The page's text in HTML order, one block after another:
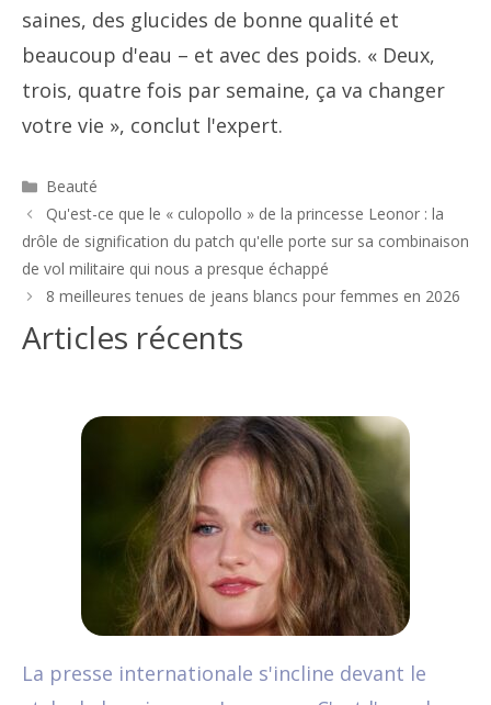
saines, des glucides de bonne qualité et
beaucoup d'eau – et avec des poids. « Deux,
trois, quatre fois par semaine, ça va changer
votre vie », conclut l'expert.
Catégories
Beauté
Navigation
des
Qu'est-ce que le « culopollo » de la princesse Leonor : la
drôle de signification du patch qu'elle porte sur sa combinaison
de vol militaire qui nous a presque échappé
8 meilleures tenues de jeans blancs pour femmes en 2026
Articles récents
La presse internationale s'incline devant le